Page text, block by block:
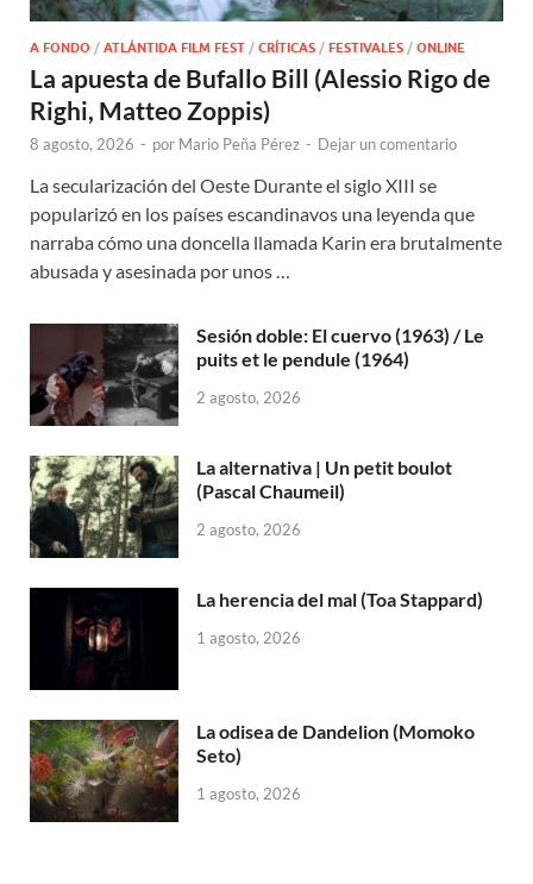
A FONDO / ATLÁNTIDA FILM FEST / CRÍTICAS / FESTIVALES / ONLINE
La apuesta de Bufallo Bill (Alessio Rigo de
Righi, Matteo Zoppis)
8 agosto, 2026 - por Mario Peña Pérez - Dejar un comentario
La secularización del Oeste Durante el siglo XIII se
popularizó en los países escandinavos una leyenda que
narraba cómo una doncella llamada Karin era brutalmente
abusada y asesinada por unos …
Sesión doble: El cuervo (1963) / Le
puits et le pendule (1964)
2 agosto, 2026
La alternativa | Un petit boulot
(Pascal Chaumeil)
2 agosto, 2026
La herencia del mal (Toa Stappard)
1 agosto, 2026
La odisea de Dandelion (Momoko
Seto)
1 agosto, 2026